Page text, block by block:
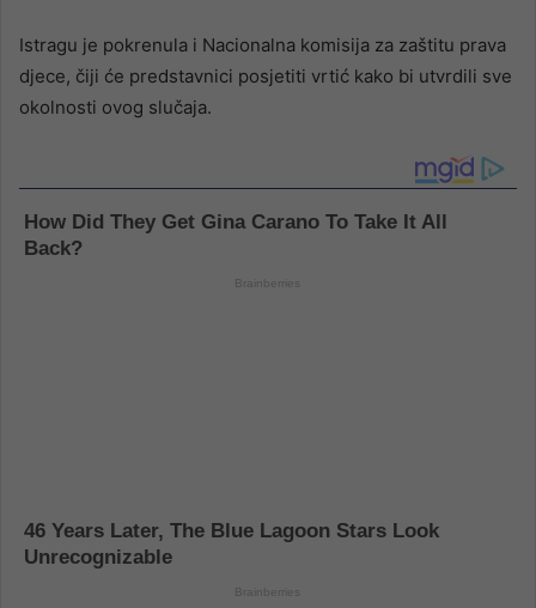
Istragu je pokrenula i Nacionalna komisija za zaštitu prava
djece, čiji će predstavnici posjetiti vrtić kako bi utvrdili sve
okolnosti ovog slučaja.